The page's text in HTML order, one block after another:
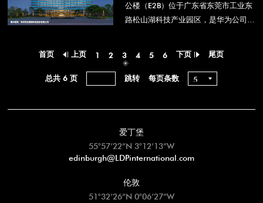
公楼（E2B）位于广东省东莞市工业东
路松山湖科技产业园区，是华为公司投
线条被蓝白相间的灯光突出强调，风格
灵动自然，简约大方。如有需要，业主
首页 上页 1 2 3 4 5 6 下页 尾页
总共 6 页 每页条数
爱丁堡
55°57’22”N 3°12’13”W
edinburgh@LDPinternational.com
伦敦
51°32’26”N 0°06’27”W